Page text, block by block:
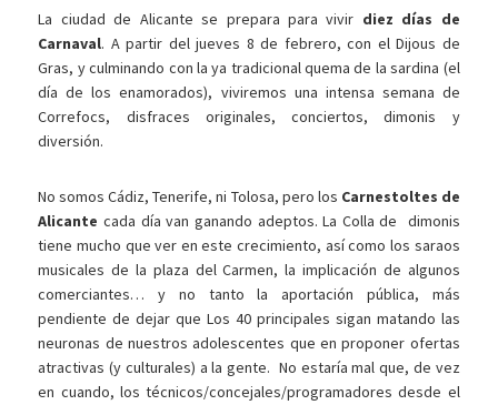
La ciudad de Alicante se prepara para vivir diez días de
Carnaval. A partir del jueves 8 de febrero, con el Dijous de
Gras, y culminando con la ya tradicional quema de la sardina (el
día de los enamorados), viviremos una intensa semana de
Correfocs, disfraces originales, conciertos, dimonis y
diversión.
No somos Cádiz, Tenerife, ni Tolosa, pero los Carnestoltes de
Alicante cada día van ganando adeptos. La Colla de dimonis
tiene mucho que ver en este crecimiento, así como los saraos
musicales de la plaza del Carmen, la implicación de algunos
comerciantes… y no tanto la aportación pública, más
pendiente de dejar que Los 40 principales sigan matando las
neuronas de nuestros adolescentes que en proponer ofertas
atractivas (y culturales) a la gente. No estaría mal que, de vez
en cuando, los técnicos/concejales/programadores desde el